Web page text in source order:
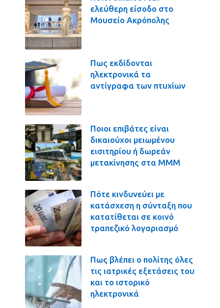
ελεύθερη είσοδο στο
Μουσείο Ακρόπολης
Πως εκδίδονται
ηλεκτρονικά τα
αντίγραφα των πτυχίων
Ποιοι επιβάτες είναι
δικαιούχοι μειωμένου
εισιτηρίου ή δωρεάν
μετακίνησης στα ΜΜΜ
Πότε κινδυνεύει με
κατάσχεση η σύνταξη που
κατατίθεται σε κοινό
τραπεζικό λογαριασμό
Πως βλέπει ο πολίτης όλες
τις ιατρικές εξετάσεις του
και το ιστορικό
ηλεκτρονικά